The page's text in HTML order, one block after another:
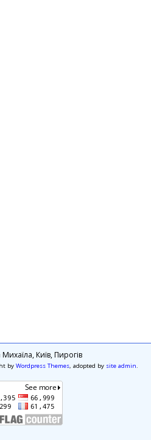
Київ, Пирогів
by Wordpress Themes, adopted by site admin.